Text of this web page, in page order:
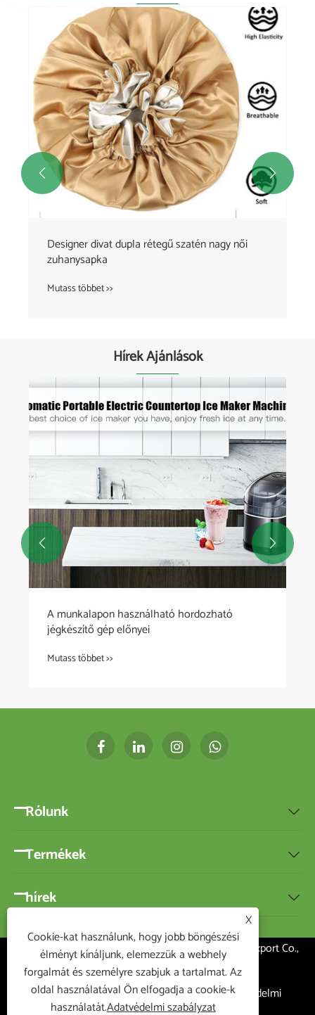
Designer divat dupla rétegű szatén nagy női
zuhanysapka
Mutass többet >>
 
Hírek Ajánlások
A munkalapon használható hordozható
jégkészítő gép előnyei
Mutass többet >>
 
Rólunk 
Termékek 
hírek 
Copyright ©2020 Ningbo BEST-HOME Import and Export Co.,
Ltd.Minden jog fenntartva
Links | Sitemap | RSS | XML | Adatvédelmi
X
Cookie-kat használunk, hogy jobb böngészési
élményt kínáljunk, elemezzük a webhely
forgalmát és személyre szabjuk a tartalmat. Az
oldal használatával Ön elfogadja a cookie-k
használatát.Adatvédelmi szabályzat